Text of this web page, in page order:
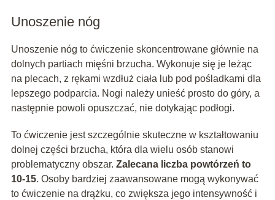
Unoszenie nóg
Unoszenie nóg to ćwiczenie skoncentrowane głównie na
dolnych partiach mięśni brzucha. Wykonuje się je leżąc
na plecach, z rękami wzdłuż ciała lub pod pośladkami dla
lepszego podparcia. Nogi należy unieść prosto do góry, a
następnie powoli opuszczać, nie dotykając podłogi.
To ćwiczenie jest szczególnie skuteczne w kształtowaniu
dolnej części brzucha, która dla wielu osób stanowi
problematyczny obszar. Zalecana liczba powtórzeń to
10-15. Osoby bardziej zaawansowane mogą wykonywać
to ćwiczenie na drążku, co zwiększa jego intensywność i